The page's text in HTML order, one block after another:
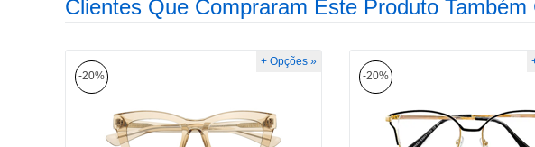
Clientes Que Compraram Este Produto Também
-20%
+ Opções »
-20%